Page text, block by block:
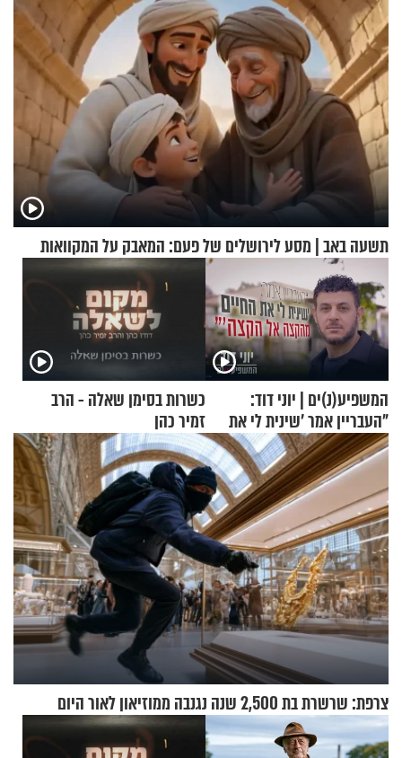
תשעה באב | מסע לירושלים של פעם: המאבק על המקוואות
המשפיע(נ)ים | יוני דוד:
"העבריין אמר 'שינית לי את
החיים מהקצה אל הקצה'"
כשרות בסימן שאלה - הרב
זמיר כהן
צרפת: שרשרת בת 2,500 שנה נגנבה ממוזיאון לאור היום